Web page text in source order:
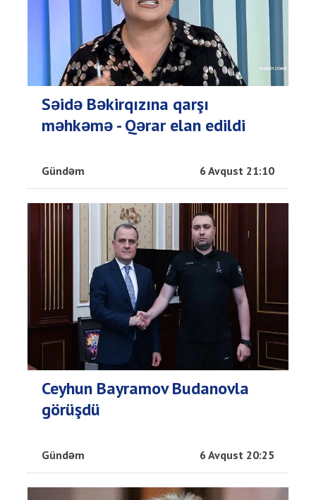
Səidə Bəkirqızına qarşı
məhkəmə - Qərar elan edildi
Gündəm 6 Avqust 21:10
Ceyhun Bayramov Budanovla
görüşdü
Gündəm 6 Avqust 20:25